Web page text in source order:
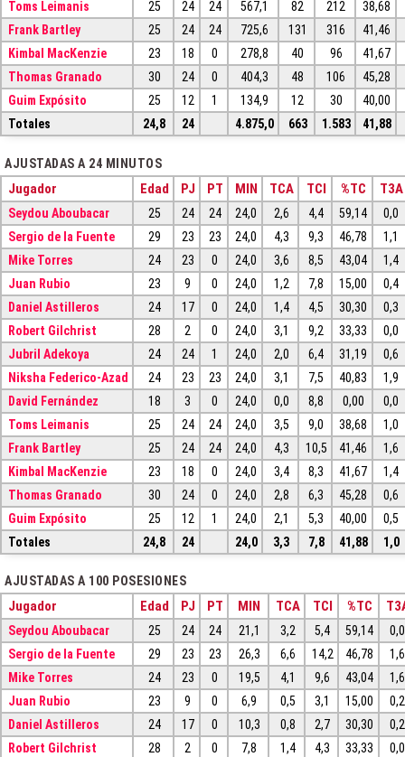
Toms Leimanis 25 24 24 567,1 82 212
38,68
Frank Bartley
25 24 24 725,6 131 316
41,46
Kimbal MacKenzie
23 18 0 278,8 40 96
41,67
Thomas Granado
30 24 0 404,3 48 106
45,28
Guim Expósito
25 12 1 134,9 12 30
40,00
Totales
24,8 24 4.875,0 663 1.583 41,88
AJUSTADAS A 24 MINUTOS
Jugador Edad PJ PT MIN TCA TCI %TC T3A
Seydou Aboubacar 25 24 24 24,0 2,6 4,4 59,14
0,0
Sergio de la Fuente
29 23 23 24,0 4,3 9,3 46,78
1,1
Mike Torres
24 23 0 24,0 3,6 8,5 43,04
1,4
Juan Rubio
23 9 0 24,0 1,2 7,8 15,00
0,4
Daniel Astilleros
24 17 0 24,0 1,4 4,5 30,30
0,3
Robert Gilchrist
28 2 0 24,0 3,1 9,2 33,33
0,0
Jubril Adekoya
24 24 1 24,0 2,0 6,4 31,19
0,6
Niksha Federico-Azad
24 23 23 24,0 3,1 7,5 40,83
1,9
David Fernández
18 3 0 24,0 0,0 8,8 0,00
0,0
Toms Leimanis
25 24 24 24,0 3,5 9,0 38,68
1,0
Frank Bartley
25 24 24 24,0 4,3 10,5 41,46
1,6
Kimbal MacKenzie
23 18 0 24,0 3,4 8,3 41,67
1,4
Thomas Granado
30 24 0 24,0 2,8 6,3 45,28
0,6
Guim Expósito
25 12 1 24,0 2,1 5,3 40,00
0,5
Totales
24,8 24 24,0 3,3 7,8 41,88 1,0
AJUSTADAS A 100 POSESIONES
Jugador Edad PJ PT MIN TCA TCI %TC
Seydou Aboubacar 25 24 24 21,1 3,2 5,4 59,14
0,0
Sergio de la Fuente
29 23 23 26,3 6,6 14,2 46,78
1,6
Mike Torres
24 23 0 19,5 4,1 9,6 43,04
1,6
Juan Rubio
23 9 0 6,9 0,5 3,1 15,00
0,2
Daniel Astilleros
24 17 0 10,3 0,8 2,7 30,30
0,2
Robert Gilchrist
28 2 0 7,8 1,4 4,3 33,33
0,0